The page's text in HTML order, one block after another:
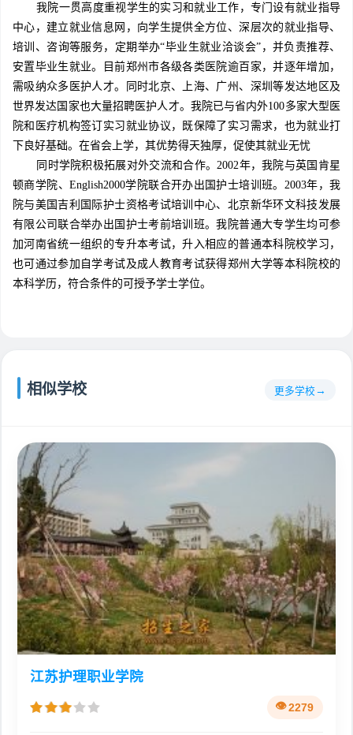
我院一贯高度重视学生的实习和就业工作，专门设有就业指导
中心，建立就业信息网，向学生提供全方位、深层次的就业指导、
培训、咨询等服务，定期举办“毕业生就业洽谈会”，并负责推荐、
安置毕业生就业。目前郑州市各级各类医院逾百家，并逐年增加，
需吸纳众多医护人才。同时北京、上海、广州、深圳等发达地区及
世界发达国家也大量招聘医护人才。我院已与省内外100多家大型医
院和医疗机构签订实习就业协议，既保障了实习需求，也为就业打
下良好基础。在省会上学，其优势得天独厚，促使其就业无忧
同时学院积极拓展对外交流和合作。2002年，我院与英国肯星
顿商学院、English2000学院联合开办出国护士培训班。2003年，我
院与美国吉利国际护士资格考试培训中心、北京新华环文科技发展
有限公司联合举办出国护士考前培训班。我院普通大专学生均可参
加河南省统一组织的专升本考试，升入相应的普通本科院校学习，
也可通过参加自学考试及成人教育考试获得郑州大学等本科院校的
本科学历，符合条件的可授予学士学位。
相似学校 更多学校
江苏护理职业学院
2279